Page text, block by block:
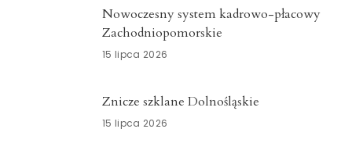
Nowoczesny system kadrowo-płacowy
Zachodniopomorskie
15 lipca 2026
Znicze szklane Dolnośląskie
15 lipca 2026